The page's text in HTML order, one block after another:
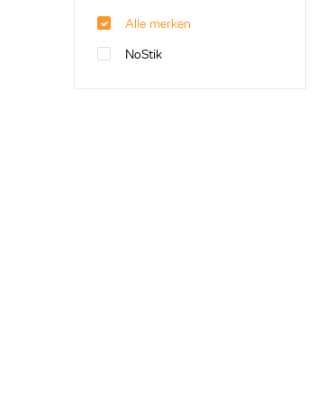
Alle merken
NoStik